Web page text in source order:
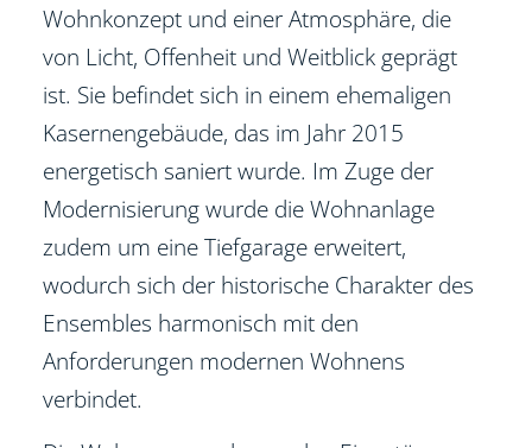
Wohnkonzept und einer Atmosphäre, die
von Licht, Offenheit und Weitblick geprägt
ist. Sie befindet sich in einem ehemaligen
Kasernengebäude, das im Jahr 2015
energetisch saniert wurde. Im Zuge der
Modernisierung wurde die Wohnanlage
zudem um eine Tiefgarage erweitert,
wodurch sich der historische Charakter des
Ensembles harmonisch mit den
Anforderungen modernen Wohnens
verbindet.